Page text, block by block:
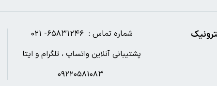
شماره تماس : ۶۵۸۳۱۲۴۶- ۰۲۱
پشتیبانی آنلاین واتساپ ، تلگرام و ایتا